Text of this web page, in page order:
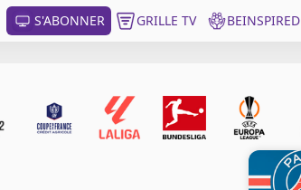
S'ABONNER GRILLE TV BEINSPIRED